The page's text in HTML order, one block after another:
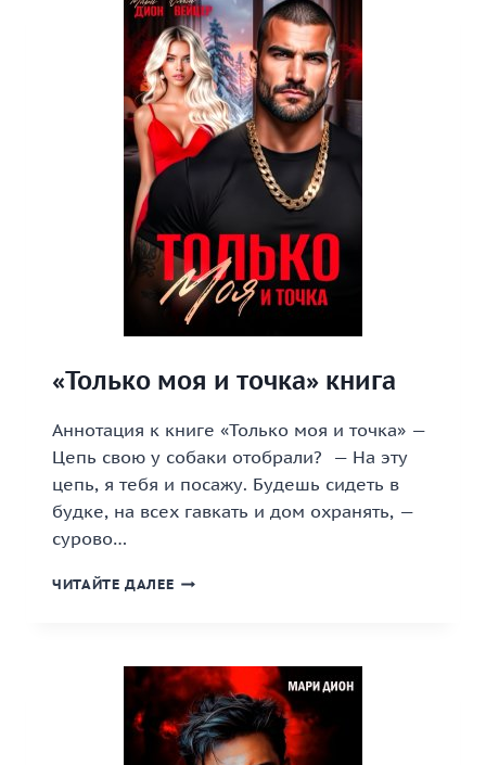
«Только моя и точка» книга
Аннотация к книге «Только моя и точка» —
Цепь свою у собаки отобрали? — На эту
цепь, я тебя и посажу. Будешь сидеть в
будке, на всех гавкать и дом охранять, —
сурово…
ЧИТАЙТЕ ДАЛЕЕ «ТОЛЬКО
КНИГА